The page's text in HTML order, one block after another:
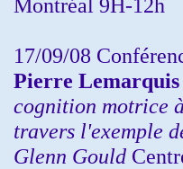
Montréal 9H-12h
17/09/08
Pierre Lemarquis
cognition motrice à
travers l'exemple
Glenn Gould